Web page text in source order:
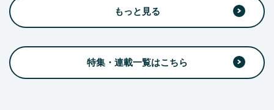
もっと見る
特集・連載一覧はこちら